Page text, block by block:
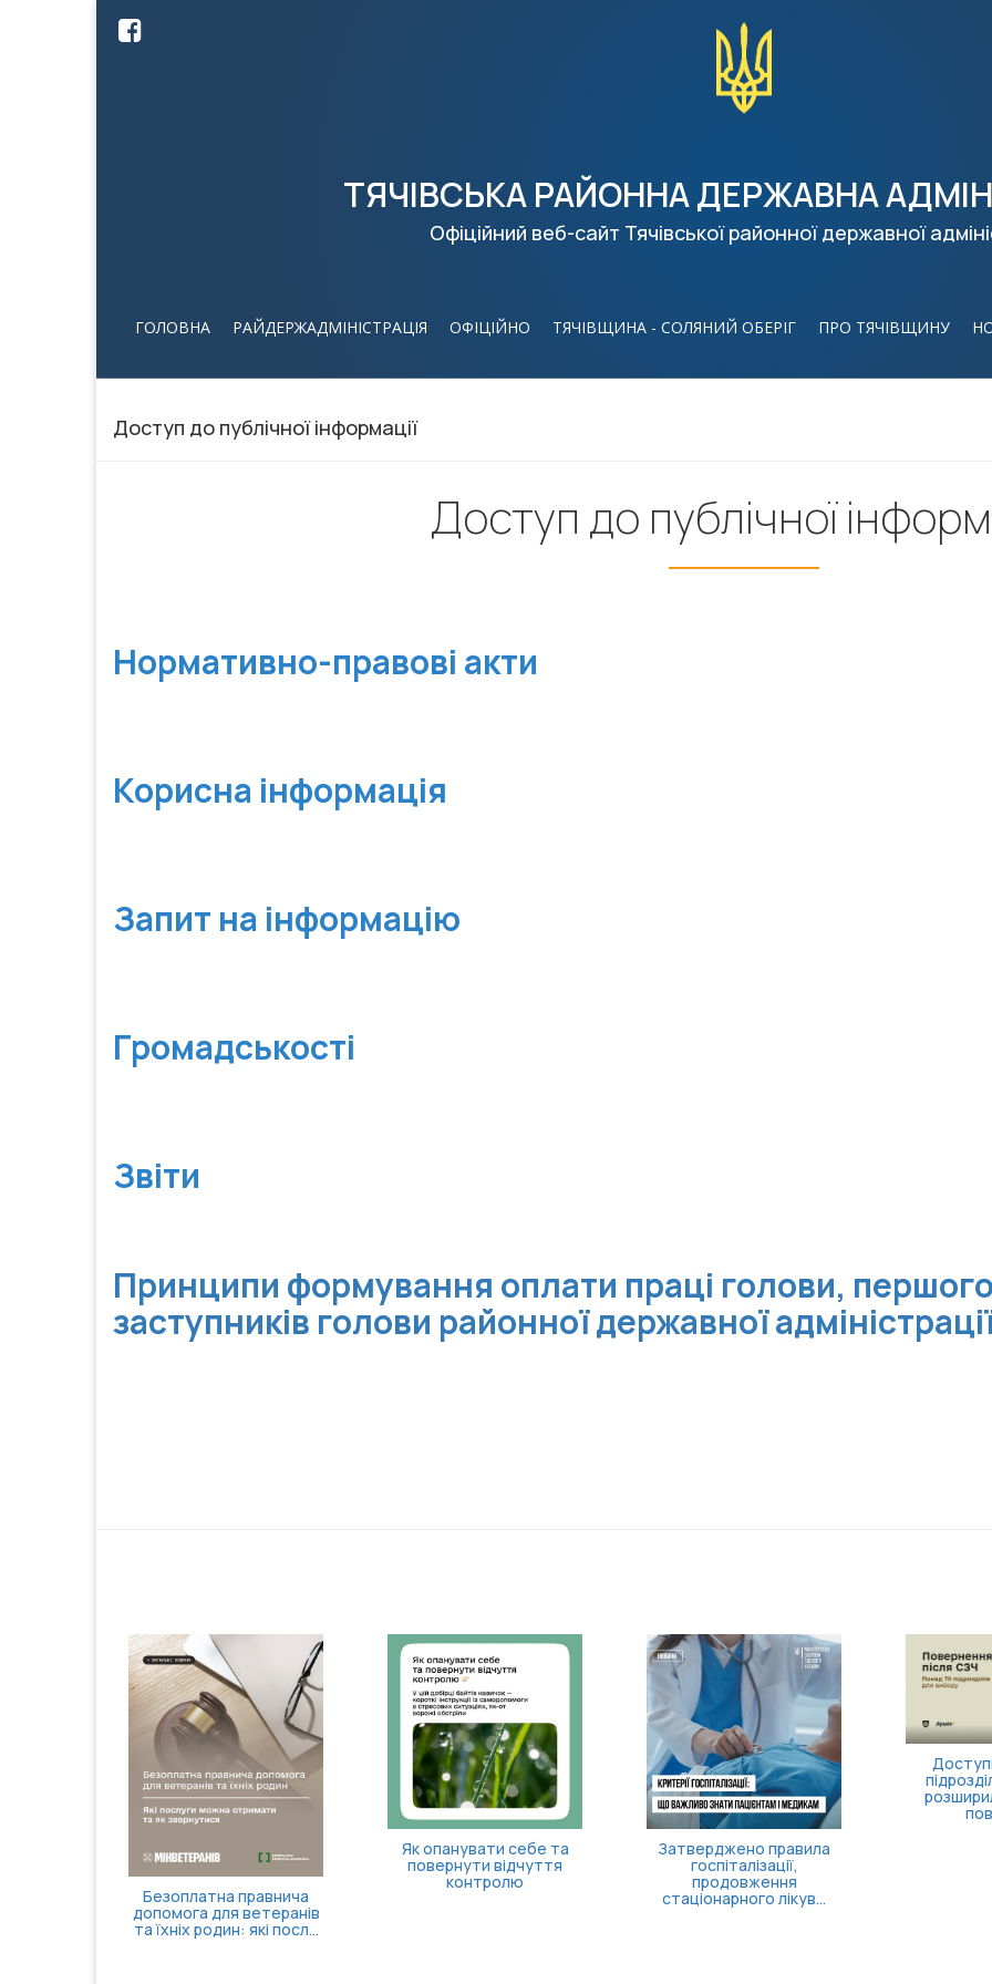
ТЯЧІВСЬКА РАЙОННА ДЕРЖАВНА
Офіційний веб-сайт Тячівської районної державної
ГОЛОВНА РАЙДЕРЖАДМІНІСТРАЦІЯ ОФІЦІЙНО ТЯЧІВЩИНА - СОЛЯНИЙ ОБЕРІГ ПРО ТЯЧІВЩИНУ
Доступ до публічної інформації
Доступ до публічної
Нормативно-правові акти
Корисна інформація
Запит на інформацію
Громадськості
Звіти
Принципи формування оплати праці голови,
заступників голови районної державної
Безоплатна правнича
допомога для ветеранів
та їхніх родин: які посл...
Як опанувати себе та
повернути відчуття
контролю
Затверджено правила
госпіталізації,
продовження
стаціонарного лікув...